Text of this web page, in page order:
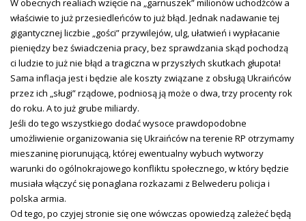
W obecnych realiach wzięcie na „garnuszek” milionów uchodźców a
właściwie to już przesiedleńców to już błąd. Jednak nadawanie tej
gigantycznej liczbie „gości” przywilejów, ulg, ułatwień i wypłacanie
pieniędzy bez świadczenia pracy, bez sprawdzania skąd pochodzą
ci ludzie to już nie błąd a tragiczna w przyszłych skutkach głupota!
Sama inflacja jest i będzie ale koszty związane z obsługą Ukraińców
przez ich „sługi” rządowe, podniosą ją może o dwa, trzy procenty rok
do roku. A to już grube miliardy.
Jeśli do tego wszystkiego dodać wysoce prawdopodobne
umożliwienie organizowania się Ukraińców na terenie RP otrzymamy
mieszaninę piorunującą, której ewentualny wybuch wytworzy
warunki do ogólnokrajowego konfliktu społecznego, w który będzie
musiała włączyć się ponaglana rozkazami z Belwederu policja i
polska armia.
Od tego, po czyjej stronie się one wówczas opowiedzą zależeć będą